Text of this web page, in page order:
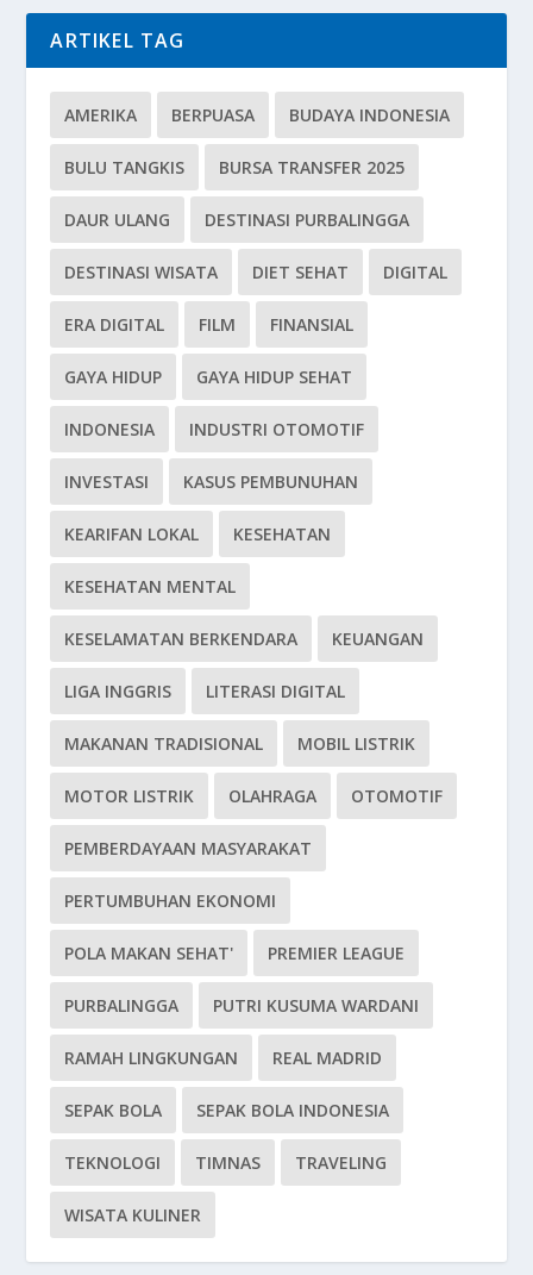
ARTIKEL TAG
AMERIKA BERPUASA BUDAYA INDONESIA
BULU TANGKIS BURSA TRANSFER 2025
DAUR ULANG DESTINASI PURBALINGGA
DESTINASI WISATA DIET SEHAT DIGITAL
ERA DIGITAL FILM FINANSIAL
GAYA HIDUP GAYA HIDUP SEHAT
INDONESIA INDUSTRI OTOMOTIF
INVESTASI KASUS PEMBUNUHAN
KEARIFAN LOKAL KESEHATAN
KESEHATAN MENTAL
KESELAMATAN BERKENDARA KEUANGAN
LIGA INGGRIS LITERASI DIGITAL
MAKANAN TRADISIONAL MOBIL LISTRIK
MOTOR LISTRIK OLAHRAGA OTOMOTIF
PEMBERDAYAAN MASYARAKAT
PERTUMBUHAN EKONOMI
POLA MAKAN SEHAT' PREMIER LEAGUE
PURBALINGGA PUTRI KUSUMA WARDANI
RAMAH LINGKUNGAN REAL MADRID
SEPAK BOLA SEPAK BOLA INDONESIA
TEKNOLOGI TIMNAS TRAVELING
WISATA KULINER